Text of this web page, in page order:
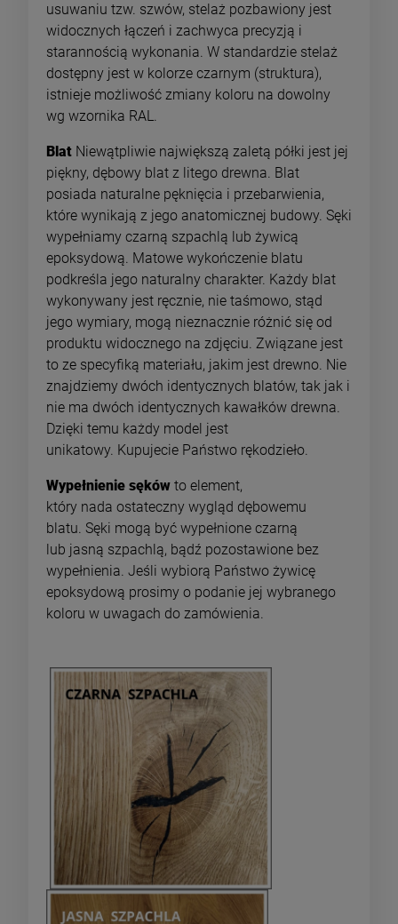
usuwaniu tzw. szwów, stelaż pozbawiony jest
widocznych łączeń i zachwyca precyzją i
starannością wykonania. W standardzie stelaż
dostępny jest w kolorze czarnym (struktura),
istnieje możliwość zmiany koloru na dowolny
wg wzornika RAL.
Blat Niewątpliwie największą zaletą półki jest jej
piękny, dębowy blat z litego drewna. Blat
posiada naturalne pęknięcia i przebarwienia,
które wynikają z jego anatomicznej budowy. Sęki
wypełniamy czarną szpachlą lub żywicą
epoksydową. Matowe wykończenie blatu
podkreśla jego naturalny charakter. Każdy blat
wykonywany jest ręcznie, nie taśmowo, stąd
jego wymiary, mogą nieznacznie różnić się od
produktu widocznego na zdjęciu. Związane jest
to ze specyfiką materiału, jakim jest drewno. Nie
znajdziemy dwóch identycznych blatów, tak jak i
nie ma dwóch identycznych kawałków drewna.
Dzięki temu każdy model jest
unikatowy. Kupujecie Państwo rękodzieło.
Wypełnienie sęków to element,
który nada ostateczny wygląd dębowemu
blatu. Sęki mogą być wypełnione czarną
lub jasną szpachlą, bądź pozostawione bez
wypełnienia. Jeśli wybiorą Państwo żywicę
epoksydową prosimy o podanie jej wybranego
koloru w uwagach do zamówienia.